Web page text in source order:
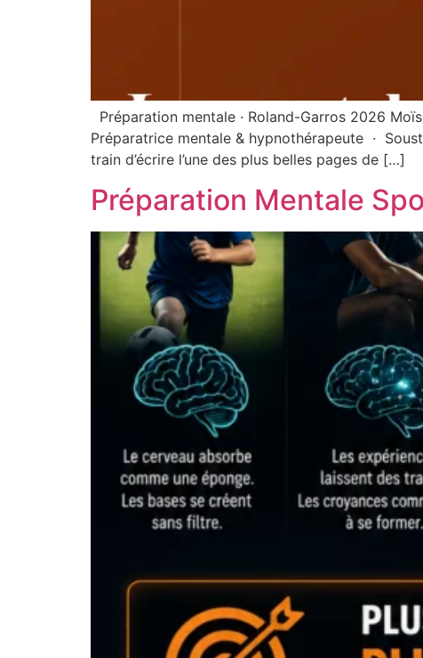
Préparation mentale · Roland-Garros 2026
Préparatrice mentale & hypnothérapeute ·
train d’écrire l’une des plus belles pages de […]
Préparation Mentale